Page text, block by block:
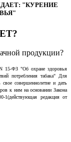
"КУРЕНИЕ
продукции?
15-ФЗ "Об охране здоровья
потребления табака" Для
совершеннолетие и дать
к ним на основании Закона
редакция от